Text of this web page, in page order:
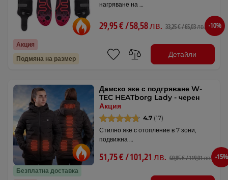
Акция
Подмяна на размер
нагряване на …
29,95 € / 58,58 лв. 33,25 € / 65,03 лв. -10%
Детайли
Безплатна доставка
Дамско яке с подгряване W-
TEC HEATborg Lady - черен
Акция
4.7 (17)
Стилно яке с отопление в 7 зони,
подвижна …
51,75 € / 101,21 лв. 60,85 € / 119,01 лв. -15%